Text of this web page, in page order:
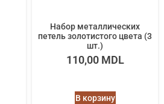
Набор металлических
петель золотистого цвета (3
шт.)
110,00 MDL
В корзину